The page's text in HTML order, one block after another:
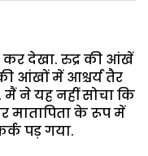
देखा. रुद्र की आंखें
आंखों में आश्चर्य तैर
मैं ने यह नहीं सोचा कि
के रूप में
पड़ गया.